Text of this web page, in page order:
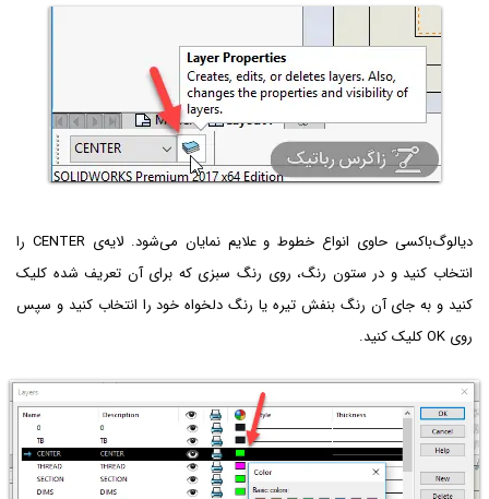
دیالوگ‌باکسی حاوی انواع خطوط و علایم نمایان می‌شود. لایه‌ی CENTER را
انتخاب کنید و در ستون رنگ، روی رنگ سبزی که برای آن تعریف شده کلیک
کنید و به جای آن رنگ بنفش تیره یا رنگ دلخواه خود را انتخاب کنید و سپس
روی OK کلیک کنید.